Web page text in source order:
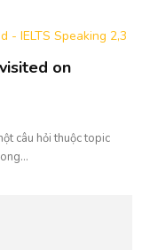
on
câu hỏi thuộc topic